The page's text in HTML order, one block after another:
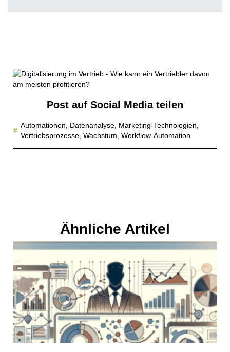
Post auf Social Media teilen
Automationen Datenanalyse Marketing-Technologien
Vertriebsprozesse Wachstum Workflow-Automation
Ähnliche Artikel